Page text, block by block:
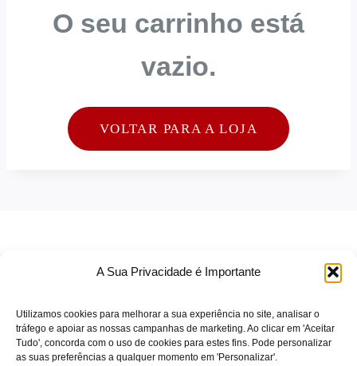
A Sua Privacidade é Importante
Utilizamos cookies para melhorar a sua experiência no site, analisar o
tráfego e apoiar as nossas campanhas de marketing. Ao clicar em 'Aceitar
Tudo', concorda com o uso de cookies para estes fins. Pode personalizar
as suas preferências a qualquer momento em 'Personalizar'.
O seu carrinho está
vazio.
VOLTAR PARA A LOJA
TERMOS DE SERVIÇO